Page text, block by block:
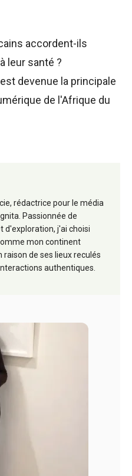
accordent-ils
leur santé ?
devenue la principale
de l'Afrique du
rédactrice pour le média
Passionnée de
d'exploration, j'ai choisi
mon continent
raison de ses lieux reculés
authentiques.